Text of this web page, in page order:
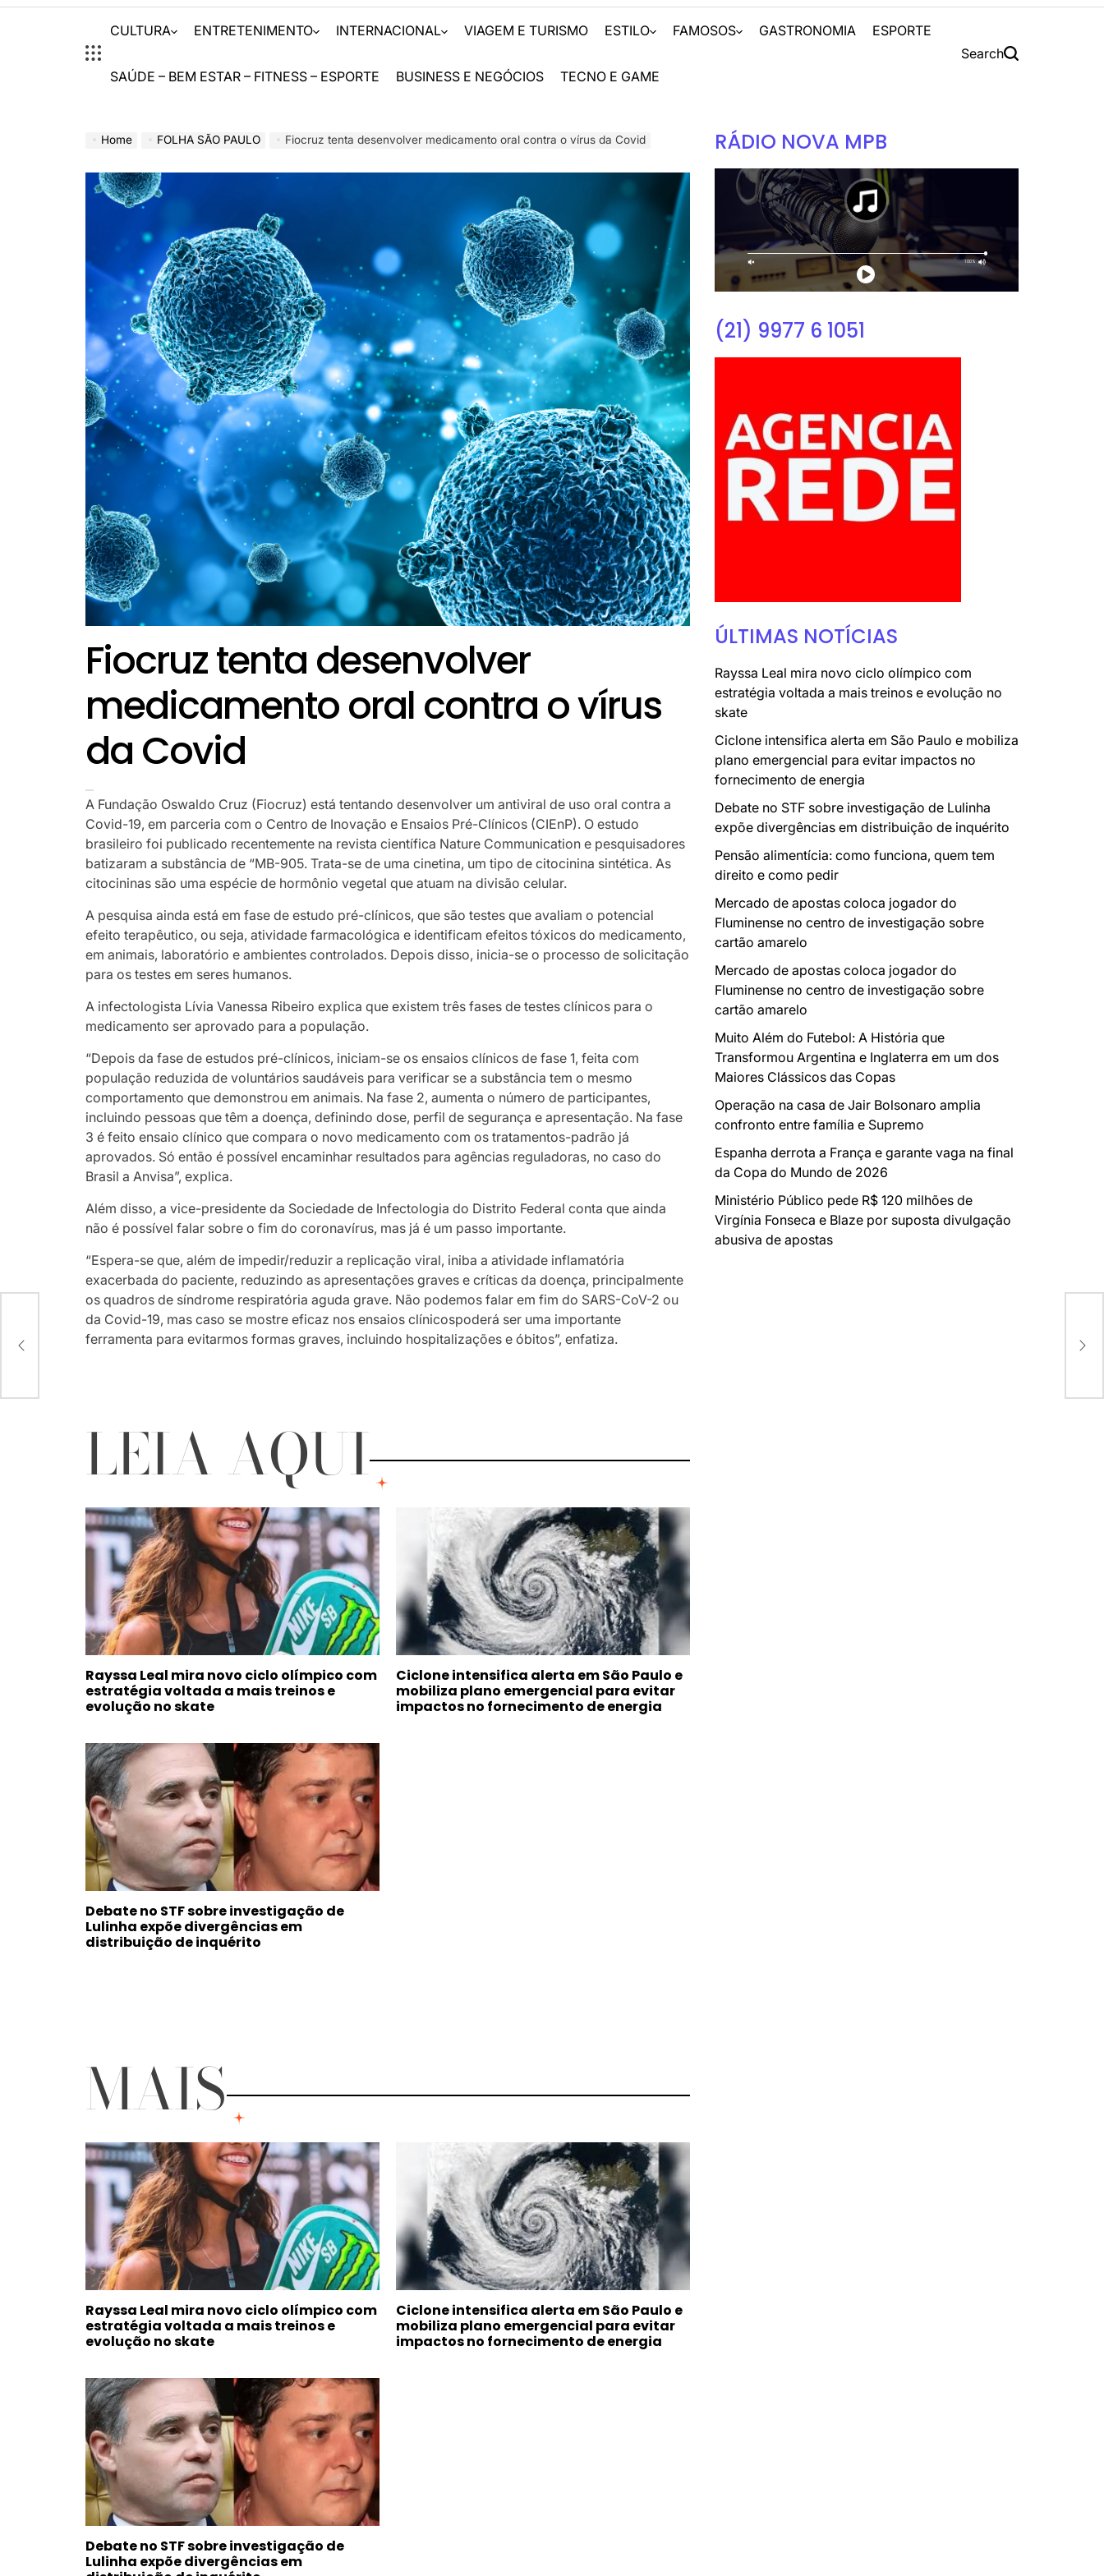
CULTURA ENTRETENIMENTO INTERNACIONAL VIAGEM E TURISMO ESTILO FAMOSOS GASTRONOMIA ESPORTE
SAÚDE – BEM ESTAR – FITNESS – ESPORTE BUSINESS E NEGÓCIOS TECNO E GAME
Search
Home FOLHA SÃO PAULO Fiocruz tenta desenvolver medicamento oral contra o vírus da Covid
Fiocruz tenta desenvolver
medicamento oral contra o vírus
da Covid
A Fundação Oswaldo Cruz (Fiocruz) está tentando desenvolver um antiviral de uso oral contra a
Covid-19, em parceria com o Centro de Inovação e Ensaios Pré-Clínicos (CIEnP). O estudo
brasileiro foi publicado recentemente na revista científica Nature Communication e pesquisadores
batizaram a substância de “MB-905. Trata-se de uma cinetina, um tipo de citocinina sintética. As
citocininas são uma espécie de hormônio vegetal que atuam na divisão celular.
A pesquisa ainda está em fase de estudo pré-clínicos, que são testes que avaliam o potencial
efeito terapêutico, ou seja, atividade farmacológica e identificam efeitos tóxicos do medicamento,
em animais, laboratório e ambientes controlados. Depois disso, inicia-se o processo de solicitação
para os testes em seres humanos.
A infectologista Lívia Vanessa Ribeiro explica que existem três fases de testes clínicos para o
medicamento ser aprovado para a população.
“Depois da fase de estudos pré-clínicos, iniciam-se os ensaios clínicos de fase 1, feita com
população reduzida de voluntários saudáveis para verificar se a substância tem o mesmo
comportamento que demonstrou em animais. Na fase 2, aumenta o número de participantes,
incluindo pessoas que têm a doença, definindo dose, perfil de segurança e apresentação. Na fase
3 é feito ensaio clínico que compara o novo medicamento com os tratamentos-padrão já
aprovados. Só então é possível encaminhar resultados para agências reguladoras, no caso do
Brasil a Anvisa”, explica.
Além disso, a vice-presidente da Sociedade de Infectologia do Distrito Federal conta que ainda
não é possível falar sobre o fim do coronavírus, mas já é um passo importante.
“Espera-se que, além de impedir/reduzir a replicação viral, iniba a atividade inflamatória
exacerbada do paciente, reduzindo as apresentações graves e críticas da doença, principalmente
os quadros de síndrome respiratória aguda grave. Não podemos falar em fim do SARS-CoV-2 ou
da Covid-19, mas caso se mostre eficaz nos ensaios clínicospoderá ser uma importante
ferramenta para evitarmos formas graves, incluindo hospitalizações e óbitos”, enfatiza.
LEIA AQUI
Rayssa Leal mira novo ciclo olímpico com
estratégia voltada a mais treinos e
evolução no skate
Ciclone intensifica alerta em São Paulo e
mobiliza plano emergencial para evitar
impactos no fornecimento de energia
Debate no STF sobre investigação de
Lulinha expõe divergências em
distribuição de inquérito
MAIS
Rayssa Leal mira novo ciclo olímpico com
estratégia voltada a mais treinos e
evolução no skate
Ciclone intensifica alerta em São Paulo e
mobiliza plano emergencial para evitar
impactos no fornecimento de energia
Debate no STF sobre investigação de
Lulinha expõe divergências em
NO
RÁDIO NOVA MPB
(21) 9977 6 1051
ÚLTIMAS NOTÍCIAS
Rayssa Leal mira novo ciclo olímpico com
estratégia voltada a mais treinos e evolução no
skate
Ciclone intensifica alerta em São Paulo e mobiliza
plano emergencial para evitar impactos no
fornecimento de energia
Debate no STF sobre investigação de Lulinha
expõe divergências em distribuição de inquérito
Pensão alimentícia: como funciona, quem tem
direito e como pedir
Mercado de apostas coloca jogador do
Fluminense no centro de investigação sobre
cartão amarelo
Mercado de apostas coloca jogador do
Fluminense no centro de investigação sobre
cartão amarelo
Muito Além do Futebol: A História que
Transformou Argentina e Inglaterra em um dos
Maiores Clássicos das Copas
Operação na casa de Jair Bolsonaro amplia
confronto entre família e Supremo
Espanha derrota a França e garante vaga na final
da Copa do Mundo de 2026
Ministério Público pede R$ 120 milhões de
Virgínia Fonseca e Blaze por suposta divulgação
abusiva de apostas